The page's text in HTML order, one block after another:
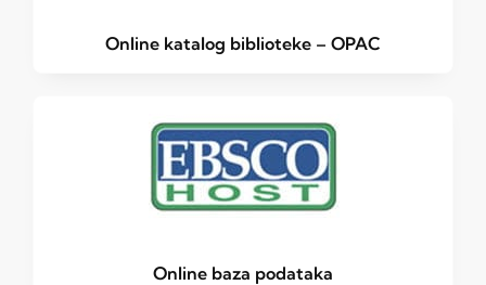
Online katalog biblioteke – OPAC
Online baza podataka